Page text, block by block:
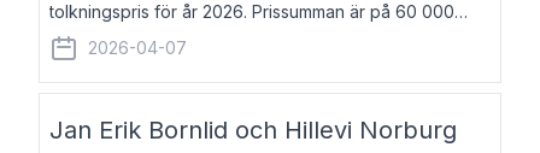
tolkningspris för år 2026. Prissumman är på 60 000
kronor var. Dagmar Hartlová, född 1951, översätter
huvudsakligen från svenska till tjeckiska
2026-04-07
Jan Erik Bornlid och Hillevi Norburg